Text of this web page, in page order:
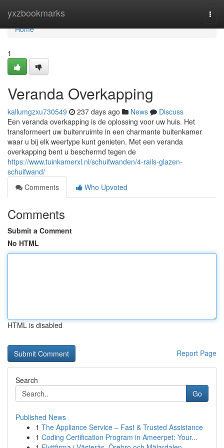
yxzbookmarks
Home
Home
1
Veranda Overkapping
kallumgzxu730549 237 days ago News
Discuss
Een veranda overkapping is de oplossing voor uw huis. Het
transformeert uw buitenruimte in een charmante buitenkamer
waar u bij elk weertype kunt genieten. Met een veranda
overkapping bent u beschermd tegen de
https://www.tuinkamerxl.nl/schuifwanden/4-rails-glazen-
schuifwand/
Comments
Who Upvoted
Comments
Submit a Comment
No HTML
HTML is disabled
Report Page
Search
Go
Published News
1 The Appliance Service – Fast & Trusted Assistance
1 Coding Certification Program in Ameerpet: Your...